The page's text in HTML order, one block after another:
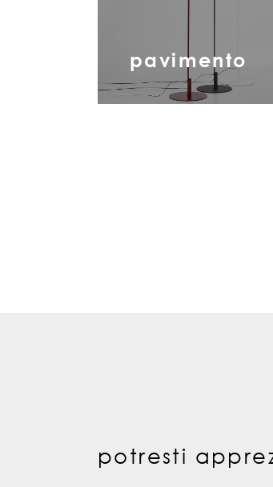
pavimento
potresti